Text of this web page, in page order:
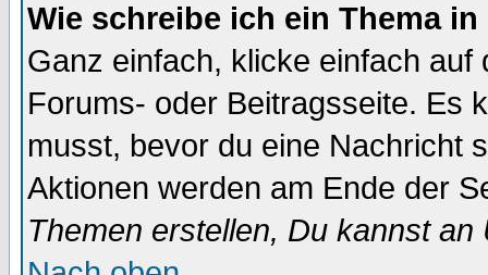
Wie schreibe ich ein Thema
Ganz einfach, klicke einfach
Forums- oder Beitragsseite. Es
musst, bevor du eine Nachricht
Aktionen werden am Ende der
Themen erstellen, Du kannst